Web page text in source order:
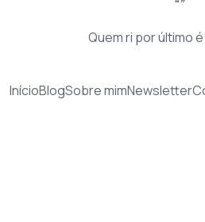
Quem ri por último
InícioBlogSobre mimNewsletter